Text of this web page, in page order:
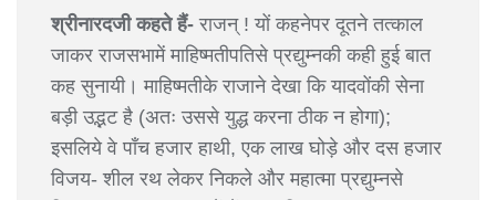
श्रीनारदजी कहते हैं- राजन् ! यों कहनेपर दूतने तत्काल
जाकर राजसभामें माहिष्मतीपतिसे प्रद्युम्नकी कही हुई बात
कह सुनायी। माहिष्मतीके राजाने देखा कि यादवोंकी सेना
बड़ी उद्भट है (अतः उससे युद्ध करना ठीक न होगा);
इसलिये वे पाँच हजार हाथी, एक लाख घोड़े और दस हजार
विजय- शील रथ लेकर निकले और महात्मा प्रद्युम्नसे